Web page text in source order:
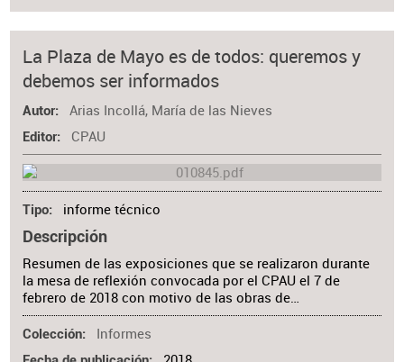
La Plaza de Mayo es de todos: queremos y
debemos ser informados
Autor Arias Incollá, María de las Nieves
Editor CPAU
Tipo informe técnico
Descripción
Resumen de las exposiciones que se realizaron durante
la mesa de reflexión convocada por el CPAU el 7 de
febrero de 2018 con motivo de las obras de…
Colección Informes